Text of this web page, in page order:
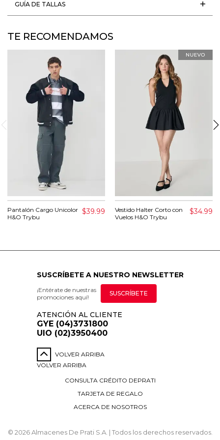
GUÍA DE TALLAS
TE RECOMENDAMOS
Pantalón Cargo Unicolor
H&O Trybu
$39.99
Vestido Halter Corto con
Vuelos H&O Trybu
$34.99
SUSCRÍBETE A NUESTRO NEWSLETTER
¡Entérate de nuestras
promociones aquí!
SUSCRÍBETE
ATENCIÓN AL CLIENTE
GYE (04)3731800
UIO (02)3950400
VOLVER ARRIBA
VOLVER ARRIBA
CONSULTA CRÉDITO DEPRATI
TARJETA DE REGALO
ACERCA DE NOSOTROS
© 2026 Almacenes De Prati S.A. | Todos los derechos reservados.